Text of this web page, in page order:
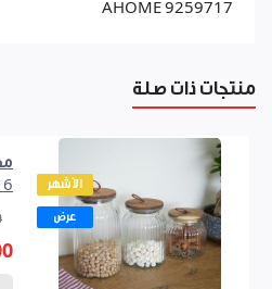
AHOME 9259717
منتجات ذات صلة
الأشهر
عرض